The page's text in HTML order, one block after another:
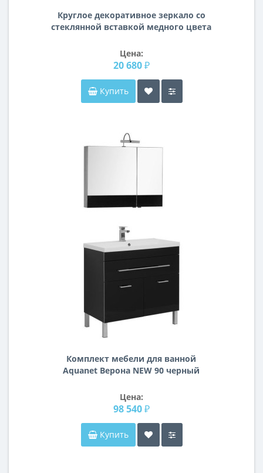
Круглое декоративное зеркало со
стеклянной вставкой медного цвета
Цена:
20 680 ₽
Купить
Комплект мебели для ванной
Aquanet Верона NEW 90 черный
Цена:
98 540 ₽
Купить